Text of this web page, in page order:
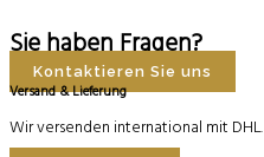
Sie haben Fragen?
Kontaktieren Sie uns
Versand & Lieferung
Wir versenden international mit DHL.